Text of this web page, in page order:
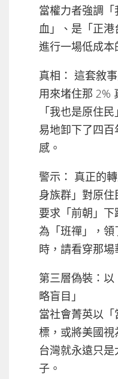
當權力者強調
血」、是「正
進行一場低成本
真相： 這套敘
用來堵住那 2%
「我也是原住
易地卸下了四
感。
警示： 真正的
身族群」對原
要求「前朝」
為「班禪」，
時，請看穿那場
第三層偽裝：
略盲目」
當社會菁英以
標，或將美國視
台灣就永遠只
子。